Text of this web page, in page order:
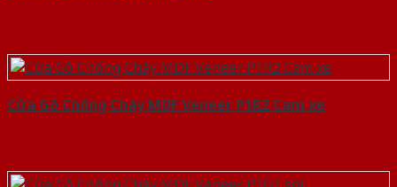
Cửa Gỗ Chống Cháy MDF Veneer P1R2 Cam xe